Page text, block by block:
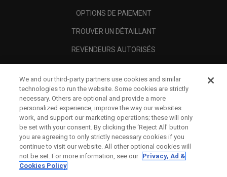
OPTIONS DE PAIEMENT
TROUVER UN DÉTAILLANT
REVENDEURS AUTORISÉS
A PROPOS
MENTIONS LÉGALES
We and our third-party partners use cookies and similar
technologies to run the website. Some cookies are strictly
necessary. Others are optional and provide a more
personalized experience, improve the way our websites
work, and support our marketing operations; these will only
be set with your consent. By clicking the ‘Reject All' button
you are agreeing to only strictly necessary cookies if you
continue to visit our website. All other optional cookies will
not be set. For more information, see our Privacy, Ad &
Cookies Policy